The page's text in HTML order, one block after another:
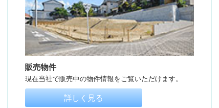
販売物件
現在当社で販売中の物件情報をご覧いただけます。
詳しく見る